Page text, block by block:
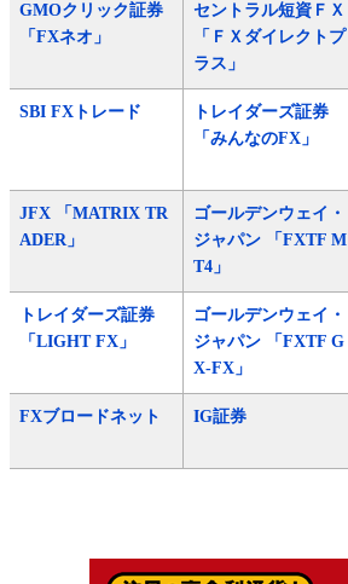
GMOクリック証券
「FXネオ」
セントラル短資ＦＸ
「ＦＸダイレクトプ
ラス」
SBI FXトレード
トレイダーズ証券
「みんなのFX」
JFX 「MATRIX TR
ADER」
ゴールデンウェイ・
ジャパン 「FXTF M
T4」
トレイダーズ証券
「LIGHT FX」
ゴールデンウェイ・
ジャパン 「FXTF G
X-FX」
FXブロードネット IG証券